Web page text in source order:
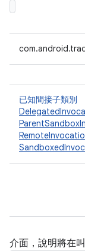
已知間接子類別
介面，說明將在